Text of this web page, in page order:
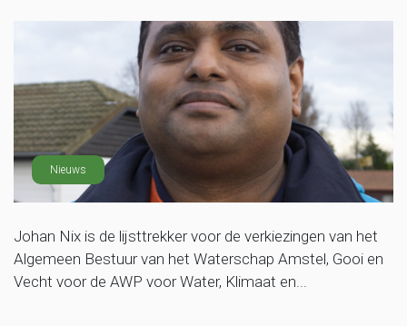
Nieuws
Johan Nix is de lijsttrekker voor de verkiezingen van het
Algemeen Bestuur van het Waterschap Amstel, Gooi en
Vecht voor de AWP voor Water, Klimaat en...